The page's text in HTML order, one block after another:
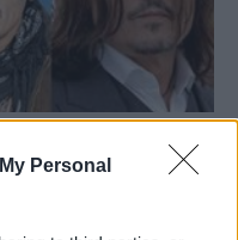
Personal
Depp κόντεψε να
από ένα άλογο